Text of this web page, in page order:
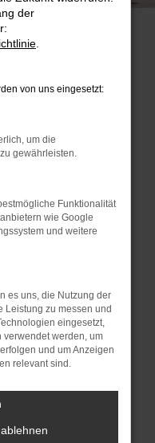
helfen können:
deine
Beispiel deine
Werbeblocker,
Seiten
Seite in einem
privaten
vorübergehende
und dein
der
von uns eingesetzt:
um die
gewährleisten.
Funktionalität
wie Google
und weitere
es uns, die Nutzung der
Leistung zu messen und
eingesetzt,
verwendet werden, um
und um Anzeigen
relevant sind.